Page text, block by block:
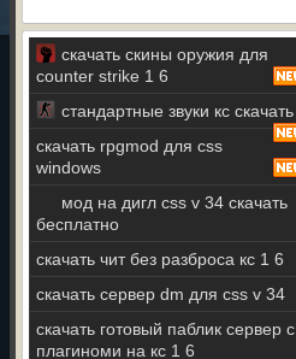
скачать скины оружия для
counter strike 1 6
стандартные звуки кс скачать
скачать rpgmod для css
windows
мод на дигл css v 34 скачать
бесплатно
скачать чит без разброса кс 1 6
скачать сервер dm для css v 34
скачать готовый паблик сервер с
плагиноми на кс 1 6